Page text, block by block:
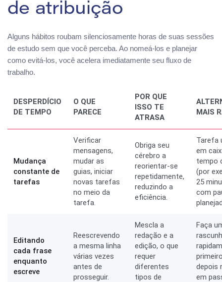
de atribuição
Alguns hábitos roubam silenciosamente horas de suas sessões
de estudo sem que você perceba. Ao nomeá-los e planejar
como evitá-los, você acelera imediatamente seu fluxo de
trabalho.
DESPERDÍCIO
DE TEMPO
O QUE
PARECE
POR QUE
ISSO TE
ATRASA
MAIS
Mudança
constante de
tarefas
Verificar
mensagens,
mudar as
guias, iniciar
novas tarefas
no meio da
tarefa.
Obriga seu
cérebro a
reorientar-se
repetidamente,
reduzindo a
eficiência.
Tarefa
em
tempo
(por
25
com
Editando
cada frase
enquanto
escreve
Reescrevendo
a mesma linha
várias vezes
antes de
prosseguir.
Mescla a
redação e a
edição, o que
requer
diferentes
tipos de
Faça
depois
em